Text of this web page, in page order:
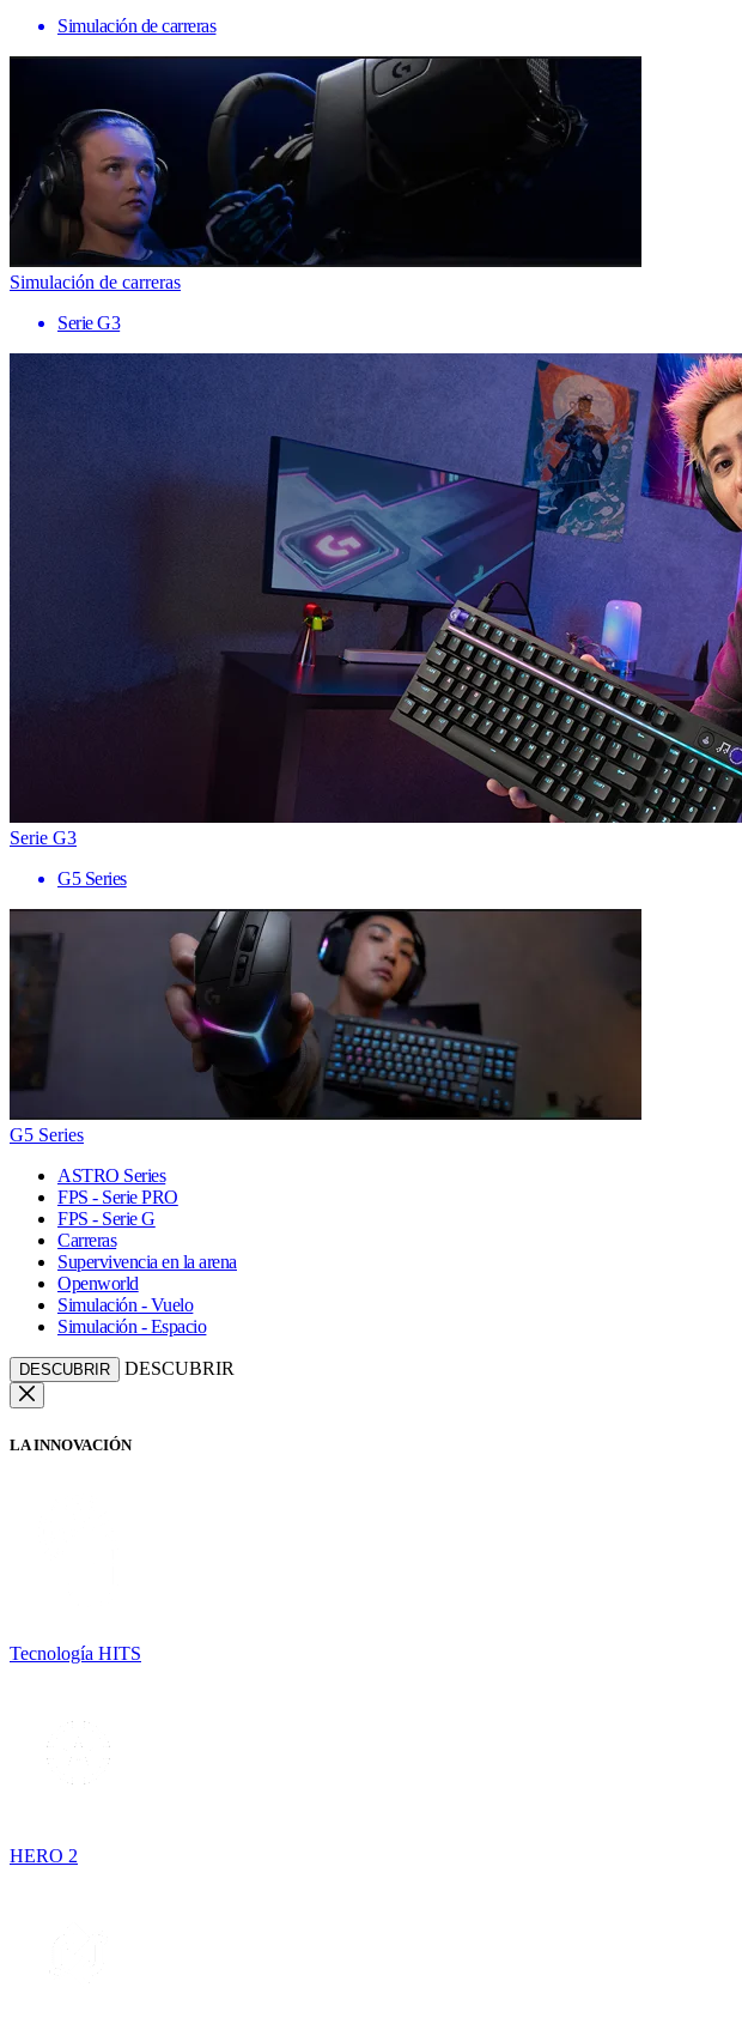
Simulación de carreras
Simulación de carreras
Serie G3
Serie G3
G5 Series
G5 Series
ASTRO Series
FPS - Serie PRO
FPS - Serie G
Carreras
Supervivencia en la arena
Openworld
Simulación - Vuelo
Simulación - Espacio
DESCUBRIR DESCUBRIR
LA INNOVACIÓN
Tecnología HITS
HERO 2